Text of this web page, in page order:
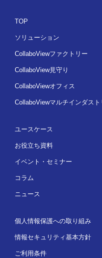
TOP
ソリューション
CollaboViewファクトリー
CollaboView見守り
CollaboViewオフィス
CollaboViewマルチインダスト
ユースケース
お役立ち資料
イベント・セミナー
コラム
ニュース
個人情報保護への取り組み
情報セキュリティ基本方針
ご利用条件